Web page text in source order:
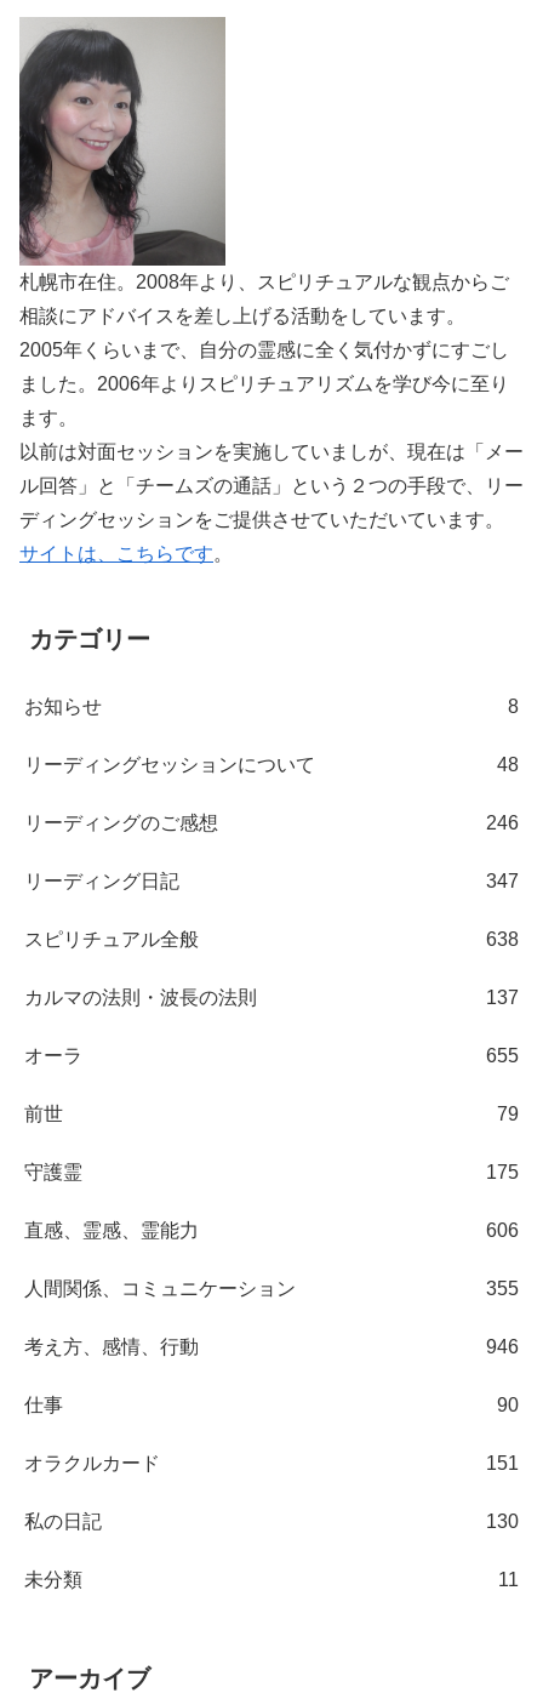
札幌市在住。2008年より、スピリチュアルな観点からご
相談にアドバイスを差し上げる活動をしています。
2005年くらいまで、自分の霊感に全く気付かずにすごし
ました。2006年よりスピリチュアリズムを学び今に至り
ます。
以前は対面セッションを実施していましが、現在は「メー
ル回答」と「チームズの通話」という２つの手段で、リー
ディングセッションをご提供させていただいています。
サイトは、こちらです。
カテゴリー
お知らせ 8
リーディングセッションについて 48
リーディングのご感想 246
リーディング日記 347
スピリチュアル全般 638
カルマの法則・波長の法則 137
オーラ 655
前世 79
守護霊 175
直感、霊感、霊能力 606
人間関係、コミュニケーション 355
考え方、感情、行動 946
仕事 90
オラクルカード 151
私の日記 130
未分類 11
アーカイブ